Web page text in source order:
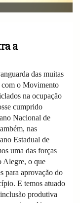
a
das muitas
com o Movimento
na ocupação
cumprido
Nacional de
nas
Estadual de
uma das forças
Alegre, o que
para aprovação do
E temos atuado
produtiva